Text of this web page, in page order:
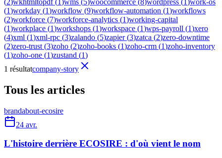
(1)workday (1)workflow (9)workflow-automation (1)workflows
(2)workforce (7)workforce-analytics (1)working-capital
(1)workplace (1)workshops (1)workspace (1)wps-payroll (1)xero
(4)xml (1)xml-rpc (3)zalando (5)zapier(3)zatca (2)zero-downtime
(2)zero-trust (3)zoho (2)zoho-books (1)zoho-crm (1)zoho-inventory
(1)zoho-one (1)zustand (1)
1 résultatcompany-story
Tous les articles
brandabout-ecosire
24 avr.
L'histoire derrière ECOSIRE : d'où vient le nom